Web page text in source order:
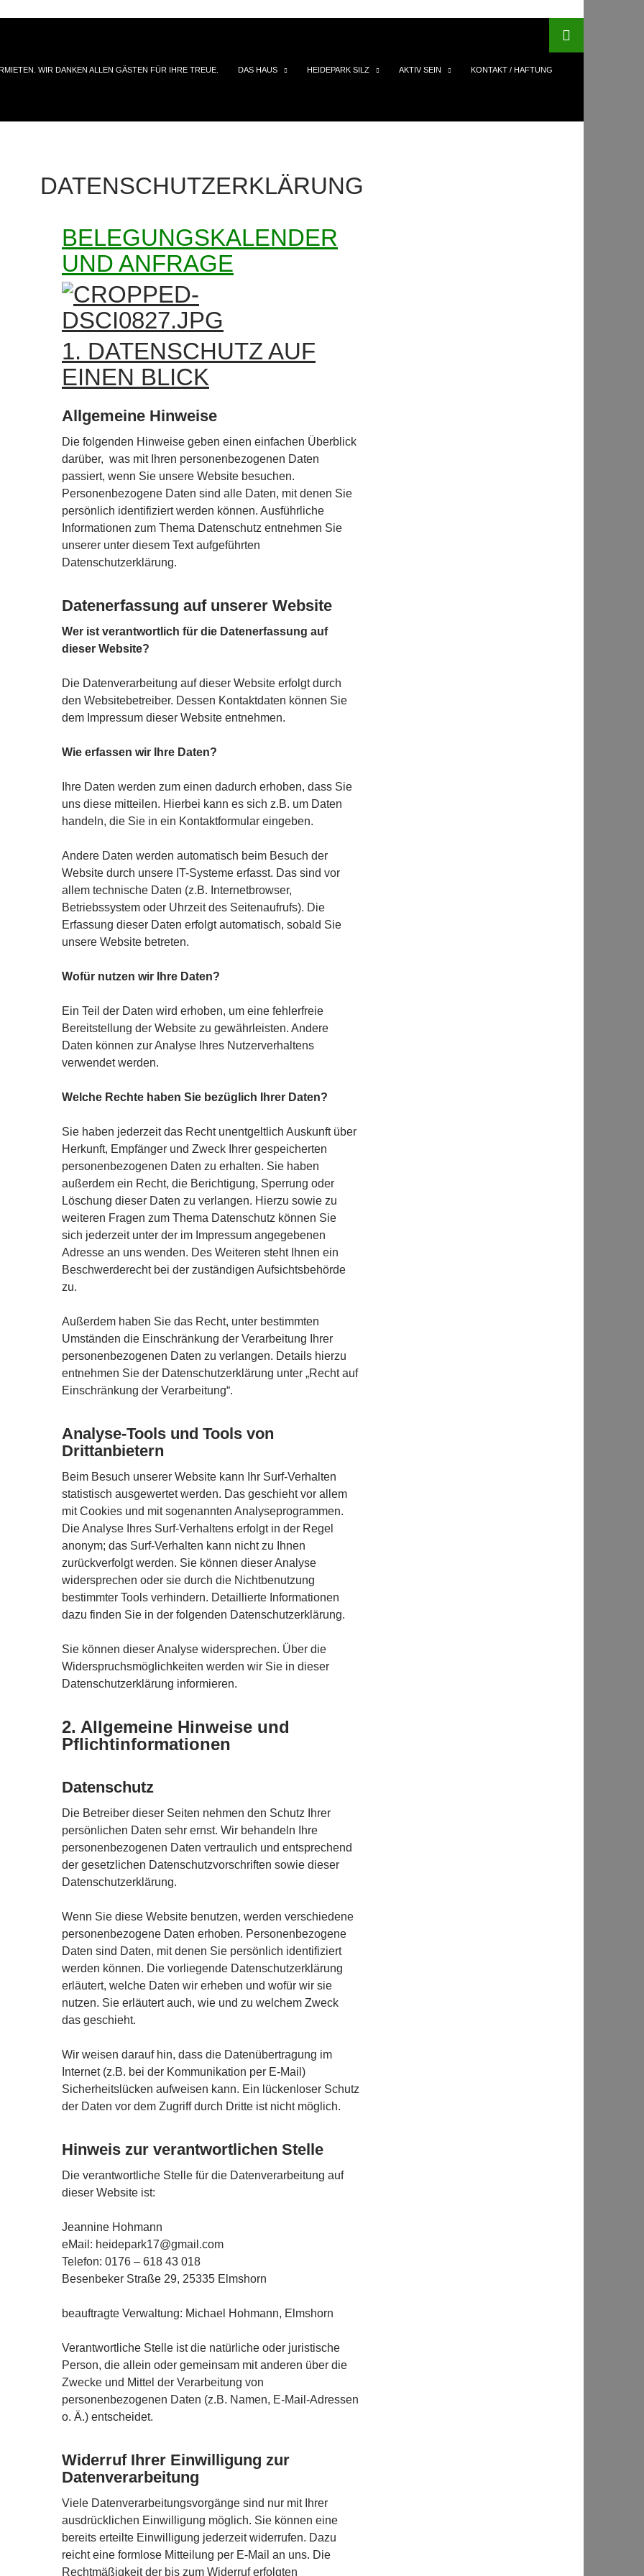
WIR DANKEN ALLEN GÄSTEN FÜR IHRE TREUE.
DAS HAUS HEIDEPARK SILZ AKTIV SEIN KONTAKT / HAFTUNG
DATENSCHUTZERKLÄRUNG
BELEGUNGSKALENDER
UND ANFRAGE
1. DATENSCHUTZ AUF
EINEN BLICK
Allgemeine Hinweise
Die folgenden Hinweise geben einen einfachen Überblick
darüber, was mit Ihren personenbezogenen Daten
passiert, wenn Sie unsere Website besuchen.
Personenbezogene Daten sind alle Daten, mit denen Sie
persönlich identifiziert werden können. Ausführliche
Informationen zum Thema Datenschutz entnehmen Sie
unserer unter diesem Text aufgeführten
Datenschutzerklärung.
Datenerfassung auf unserer Website
Wer ist verantwortlich für die Datenerfassung auf
dieser Website?
Die Datenverarbeitung auf dieser Website erfolgt durch
den Websitebetreiber. Dessen Kontaktdaten können Sie
dem Impressum dieser Website entnehmen.
Wie erfassen wir Ihre Daten?
Ihre Daten werden zum einen dadurch erhoben, dass Sie
uns diese mitteilen. Hierbei kann es sich z.B. um Daten
handeln, die Sie in ein Kontaktformular eingeben.
Andere Daten werden automatisch beim Besuch der
Website durch unsere IT-Systeme erfasst. Das sind vor
allem technische Daten (z.B. Internetbrowser,
Betriebssystem oder Uhrzeit des Seitenaufrufs). Die
Erfassung dieser Daten erfolgt automatisch, sobald Sie
unsere Website betreten.
Wofür nutzen wir Ihre Daten?
Ein Teil der Daten wird erhoben, um eine fehlerfreie
Bereitstellung der Website zu gewährleisten. Andere
Daten können zur Analyse Ihres Nutzerverhaltens
verwendet werden.
Welche Rechte haben Sie bezüglich Ihrer Daten?
Sie haben jederzeit das Recht unentgeltlich Auskunft über
Herkunft, Empfänger und Zweck Ihrer gespeicherten
personenbezogenen Daten zu erhalten. Sie haben
außerdem ein Recht, die Berichtigung, Sperrung oder
Löschung dieser Daten zu verlangen. Hierzu sowie zu
weiteren Fragen zum Thema Datenschutz können Sie
sich jederzeit unter der im Impressum angegebenen
Adresse an uns wenden. Des Weiteren steht Ihnen ein
Beschwerderecht bei der zuständigen Aufsichtsbehörde
zu.
Außerdem haben Sie das Recht, unter bestimmten
Umständen die Einschränkung der Verarbeitung Ihrer
personenbezogenen Daten zu verlangen. Details hierzu
entnehmen Sie der Datenschutzerklärung unter „Recht auf
Einschränkung der Verarbeitung“.
Analyse-Tools und Tools von
Drittanbietern
Beim Besuch unserer Website kann Ihr Surf-Verhalten
statistisch ausgewertet werden. Das geschieht vor allem
mit Cookies und mit sogenannten Analyseprogrammen.
Die Analyse Ihres Surf-Verhaltens erfolgt in der Regel
anonym; das Surf-Verhalten kann nicht zu Ihnen
zurückverfolgt werden. Sie können dieser Analyse
widersprechen oder sie durch die Nichtbenutzung
bestimmter Tools verhindern. Detaillierte Informationen
dazu finden Sie in der folgenden Datenschutzerklärung.
Sie können dieser Analyse widersprechen. Über die
Widerspruchsmöglichkeiten werden wir Sie in dieser
Datenschutzerklärung informieren.
2. Allgemeine Hinweise und
Pflichtinformationen
Datenschutz
Die Betreiber dieser Seiten nehmen den Schutz Ihrer
persönlichen Daten sehr ernst. Wir behandeln Ihre
personenbezogenen Daten vertraulich und entsprechend
der gesetzlichen Datenschutzvorschriften sowie dieser
Datenschutzerklärung.
Wenn Sie diese Website benutzen, werden verschiedene
personenbezogene Daten erhoben. Personenbezogene
Daten sind Daten, mit denen Sie persönlich identifiziert
werden können. Die vorliegende Datenschutzerklärung
erläutert, welche Daten wir erheben und wofür wir sie
nutzen. Sie erläutert auch, wie und zu welchem Zweck
das geschieht.
Wir weisen darauf hin, dass die Datenübertragung im
Internet (z.B. bei der Kommunikation per E-Mail)
Sicherheitslücken aufweisen kann. Ein lückenloser Schutz
der Daten vor dem Zugriff durch Dritte ist nicht möglich.
Hinweis zur verantwortlichen Stelle
Die verantwortliche Stelle für die Datenverarbeitung auf
dieser Website ist:
Jeannine Hohmann
eMail: heidepark17@gmail.com
Telefon: 0176 – 618 43 018
Besenbeker Straße 29, 25335 Elmshorn
beauftragte Verwaltung: Michael Hohmann, Elmshorn
Verantwortliche Stelle ist die natürliche oder juristische
Person, die allein oder gemeinsam mit anderen über die
Zwecke und Mittel der Verarbeitung von
personenbezogenen Daten (z.B. Namen, E-Mail-Adressen
o. Ä.) entscheidet.
Widerruf Ihrer Einwilligung zur
Datenverarbeitung
Viele Datenverarbeitungsvorgänge sind nur mit Ihrer
ausdrücklichen Einwilligung möglich. Sie können eine
bereits erteilte Einwilligung jederzeit widerrufen. Dazu
reicht eine formlose Mitteilung per E-Mail an uns. Die
Rechtmäßigkeit der bis zum Widerruf erfolgten